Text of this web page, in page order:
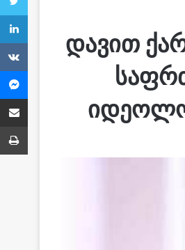
დავით
LinkedIn
VKontakte
Messenger
Share via Email